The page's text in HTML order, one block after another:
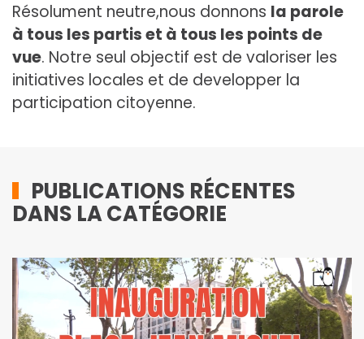
Résolument neutre,nous donnons la parole
à tous les partis et à tous les points de
vue. Notre seul objectif est de valoriser les
initiatives locales et de developper la
participation citoyenne.
PUBLICATIONS RÉCENTES
DANS LA CATÉGORIE